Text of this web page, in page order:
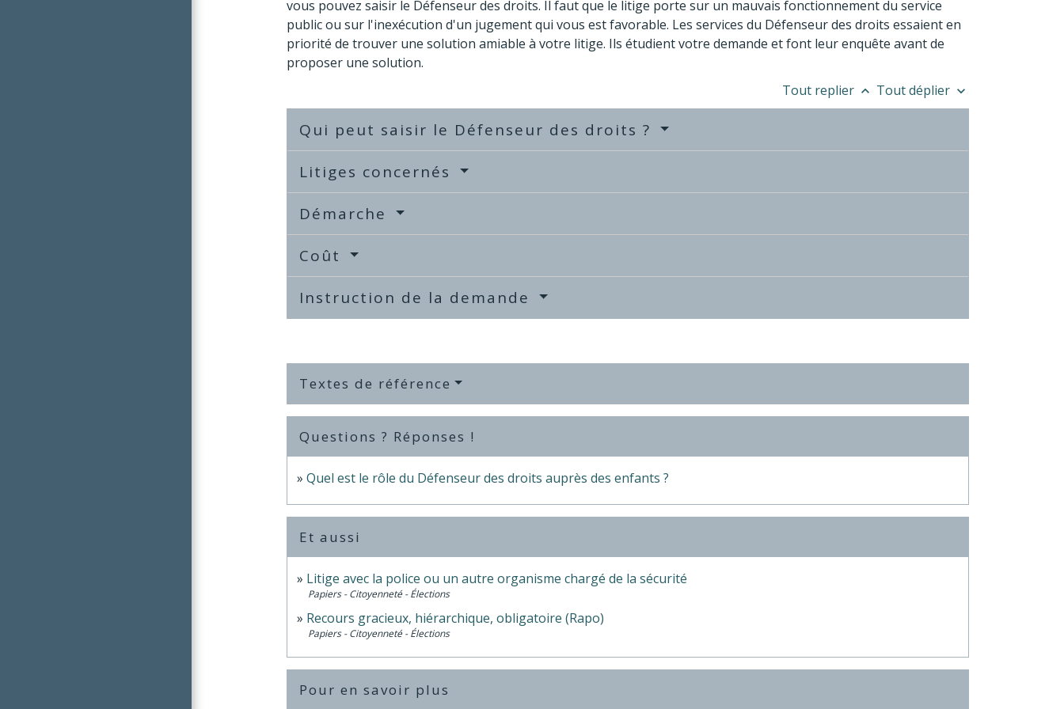
vous pouvez saisir le Défenseur des droits. Il faut que le litige porte sur un mauvais fonctionnement du service
public ou sur l'inexécution d'un jugement qui vous est favorable. Les services du Défenseur des droits essaient en
priorité de trouver une solution amiable à votre litige. Ils étudient votre demande et font leur enquête avant de
proposer une solution.
Tout replier keyboard_arrow_up Tout déplier keyboard_arrow_down
Qui peut saisir le Défenseur des droits ?
Litiges concernés
Démarche
Coût
Instruction de la demande
Textes de référence
Questions ? Réponses !
Quel est le rôle du Défenseur des droits auprès des enfants ?
Et aussi
Litige avec la police ou un autre organisme chargé de la sécurité
Papiers - Citoyenneté - Élections
Recours gracieux, hiérarchique, obligatoire (Rapo)
Papiers - Citoyenneté - Élections
Pour en savoir plus